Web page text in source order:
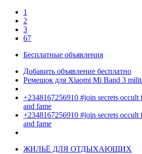
1
2
3
67
Бесплатные объявления
Добавить объявление бесплатно
Ремешок для Xiaomi Mi Band 3
+2348167256910 #join secrets
and fame
+2348167256910 #join secrets
and fame
ЖИЛЬЁ ДЛЯ ОТДЫХАЮЩИХ